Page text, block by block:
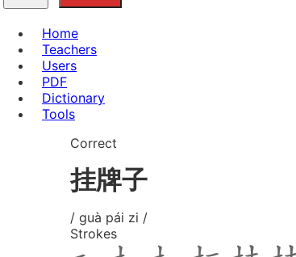
Home
Teachers
Users
PDF
Dictionary
Tools
Correct
挂牌子
/ guà pái zi /
Strokes